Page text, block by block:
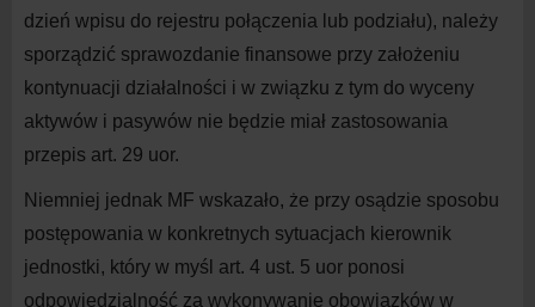
dzień wpisu do rejestru połączenia lub podziału), należy
sporządzić sprawozdanie finansowe przy założeniu
kontynuacji działalności i w związku z tym do wyceny
aktywów i pasywów nie będzie miał zastosowania
przepis art. 29 uor.
Niemniej jednak MF wskazało, że przy osądzie sposobu
postępowania w konkretnych sytuacjach kierownik
jednostki, który w myśl art. 4 ust. 5 uor ponosi
odpowiedzialność za wykonywanie obowiązków w